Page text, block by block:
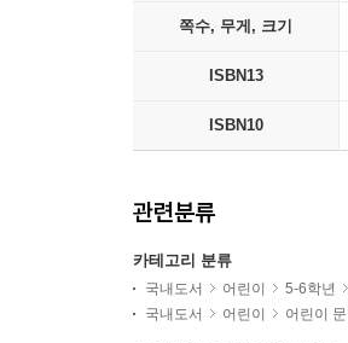
쪽수, 무게, 크기
ISBN13
ISBN10
관련분류
카테고리 분류
국내도서 어린이 5-6학년
국내도서
어린이 어린이